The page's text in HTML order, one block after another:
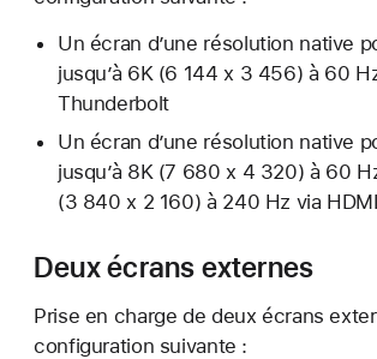
Un écran d’une résolution native
jusqu’à 6K (6 144 x 3 456) à 60
Thunderbolt
Un écran d’une résolution native
jusqu’à 8K (7 680 x 4 320) à 60
(3 840 x 2 160) à 240 Hz via HDMI
Deux écrans externes
Prise en charge de deux écrans
configuration suivante :